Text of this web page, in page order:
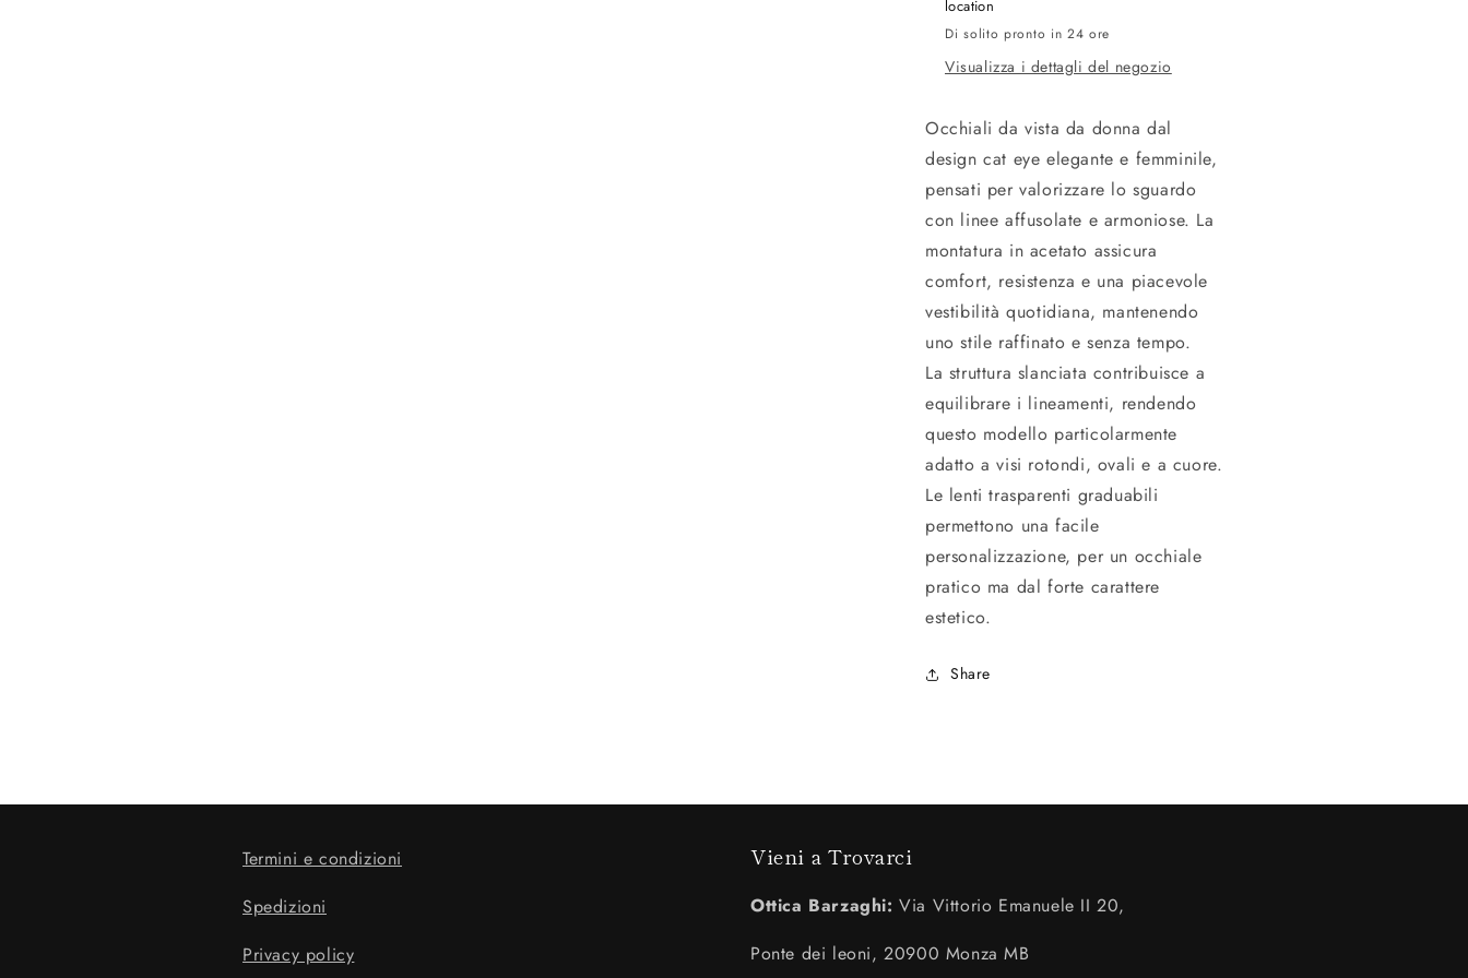
location
Di solito pronto in 24 ore
Visualizza i dettagli del negozio
Occhiali da vista da donna dal
design cat eye elegante e femminile,
pensati per valorizzare lo sguardo
con linee affusolate e armoniose. La
montatura in acetato assicura
comfort, resistenza e una piacevole
vestibilità quotidiana, mantenendo
uno stile raffinato e senza tempo.
La struttura slanciata contribuisce a
equilibrare i lineamenti, rendendo
questo modello particolarmente
adatto a visi rotondi, ovali e a cuore.
Le lenti trasparenti graduabili
permettono una facile
personalizzazione, per un occhiale
pratico ma dal forte carattere
estetico.
Share
Termini e condizioni
Spedizioni
Privacy policy
Vieni a Trovarci
Ottica Barzaghi: Via Vittorio Emanuele II 20,
Ponte dei leoni, 20900 Monza MB